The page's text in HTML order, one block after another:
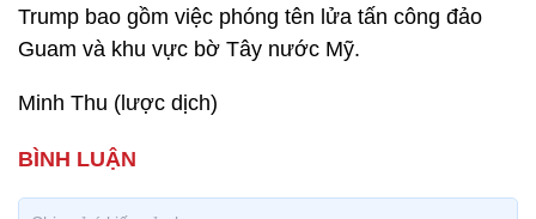
Trump bao gồm việc phóng tên lửa tấn công đảo
Guam và khu vực bờ Tây nước Mỹ.
Minh Thu (lược dịch)